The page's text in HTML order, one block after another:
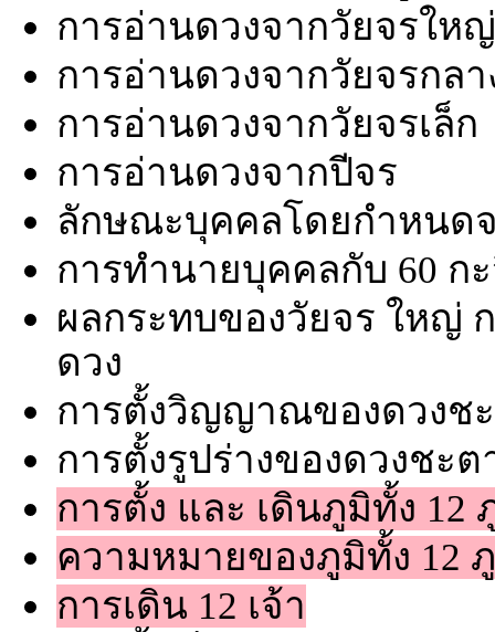
การอ่านดวงจากวัยจรใหญ่
การอ่านดวงจากวัยจรกลา
การอ่านดวงจากวัยจรเล็ก
การอ่านดวงจากปีจร
ลักษณะบุคคลโดยกำหนด
การทำนายบุคคลกับ 60 ก
ผลกระทบของวัยจร ใหญ่
ดวง
การตั้งวิญญาณของดวงช
การตั้งรูปร่างของดวงชะต
การตั้ง และ เดินภูมิทั้ง 12
ความหมายของภูมิทั้ง 12
การเดิน 12 เจ้า